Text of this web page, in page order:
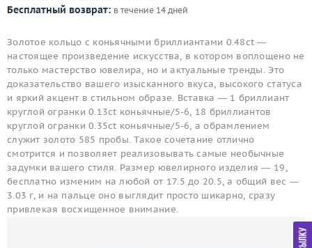
Бесплатный возврат: в течение 14 дней
Золотое кольцо с коньячными бриллиантами 0.48ct —
настоящее произведение искусства, в котором воплощено не
только мастерство ювелира, но и актуальные тренды. Это
доказательство вашего изысканного вкуса, высокого статуса
и яркий акцент в стильном образе. Вставка — 1 бриллиант
круглой огранки 0.13ct коньячные/5-6, 18 бриллиантов
круглой огранки 0.35ct коньячные/5-6, а обрамлением
служит золото 585 пробы. Такое сочетание отлично
смотрится и позволяет реализовывать самые необычные
задумки вашего стиля. Размер ювелирного изделия — 19,
бесплатно изменим на любой от 17.5 до 20.5, а общий вес —
3.03 г, и на пальце оно выглядит просто шикарно, сразу
привлекая восхищенное внимание.